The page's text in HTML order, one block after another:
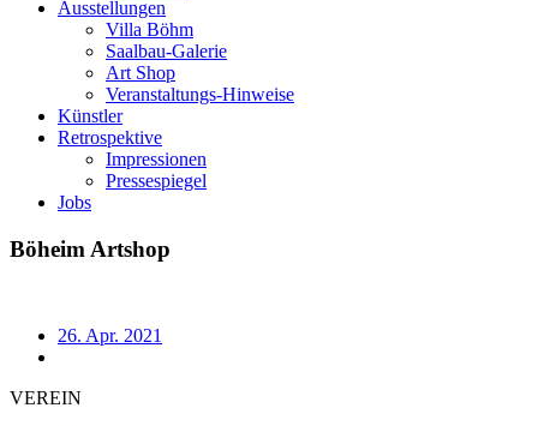
Ausstellungen
Villa Böhm
Saalbau-Galerie
Art Shop
Veranstaltungs-Hinweise
Künstler
Retrospektive
Impressionen
Pressespiegel
Jobs
Böheim Artshop
26. Apr. 2021
VEREIN